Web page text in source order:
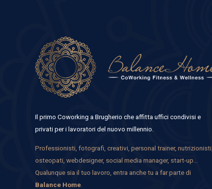
Il primo Coworking a Brugherio che affitta uffici condivisi e
privati per i lavoratori del nuovo millennio.
Professionisti, fotografi, creativi, personal trainer, nutrizionisti,
osteopati, webdesigner, social media manager, start-up…
Qualunque sia il tuo lavoro, entra anche tu a far parte di
Balance Home